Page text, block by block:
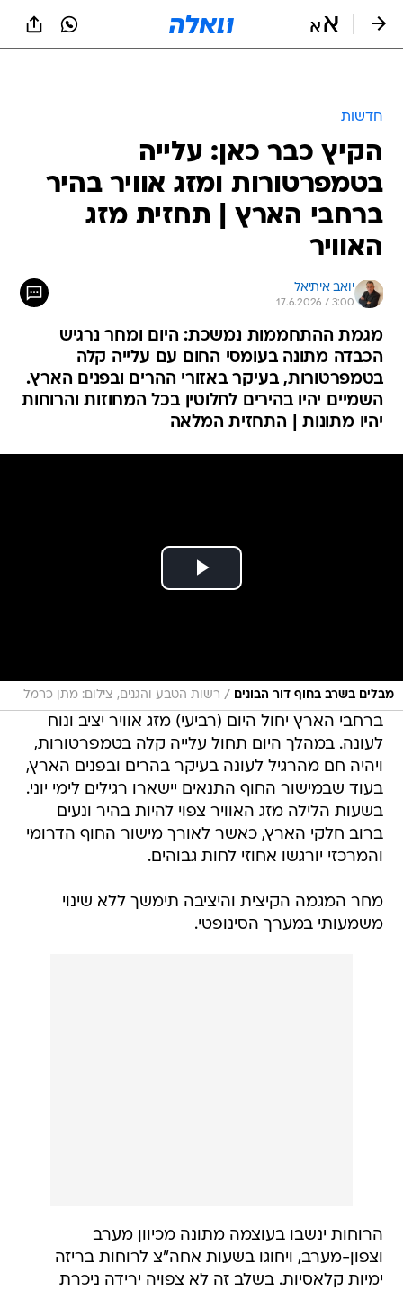
חדשות
הקיץ כבר כאן: עלייה
בטמפרטורות ומזג אוויר בהיר
ברחבי הארץ | תחזית מזג
האוויר
יואב איתיאל
17.6.2026 / 3:00
מגמת ההתחממות נמשכת: היום ומחר נרגיש
הכבדה מתונה בעומסי החום עם עלייה קלה
בטמפרטורות, בעיקר באזורי ההרים ובפנים הארץ.
השמיים יהיו בהירים לחלוטין בכל המחוזות והרוחות
יהיו מתונות | התחזית המלאה
מבלים בשרב בחוף דור הבונים / רשות הטבע והגנים, צילום: מתן כרמל
ברחבי הארץ יחול היום (רביעי) מזג אוויר יציב ונוח
לעונה. במהלך היום תחול עלייה קלה בטמפרטורות,
ויהיה חם מהרגיל לעונה בעיקר בהרים ובפנים הארץ,
בעוד שבמישור החוף התנאים יישארו רגילים לימי יוני.
בשעות הלילה מזג האוויר צפוי להיות בהיר ונעים
ברוב חלקי הארץ, כאשר לאורך מישור החוף הדרומי
והמרכזי יורגשו אחוזי לחות גבוהים.
מחר המגמה הקיצית והיציבה תימשך ללא שינוי
משמעותי במערך הסינופטי.
הרוחות ינשבו בעוצמה מתונה מכיוון מערב
וצפון-מערב, ויחוגו בשעות אחה"צ לרוחות בריזה
ימיות קלאסיות. בשלב זה לא צפויה ירידה ניכרת